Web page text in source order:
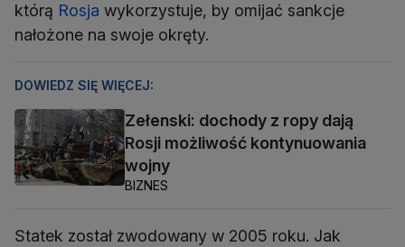
którą Rosja wykorzystuje, by omijać sankcje
nałożone na swoje okręty.
DOWIEDZ SIĘ WIĘCEJ:
Zełenski: dochody z ropy dają
Rosji możliwość kontynuowania
wojny
BIZNES
Statek został zwodowany w 2005 roku. Jak